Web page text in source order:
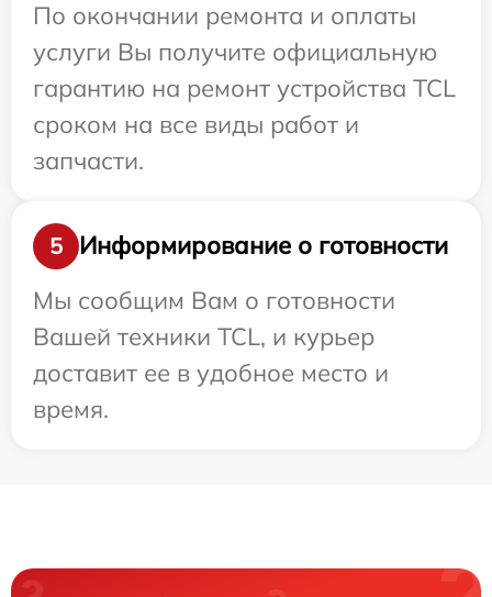
По окончании ремонта и оплаты
услуги Вы получите официальную
гарантию на ремонт устройства TCL
сроком на все виды работ и
запчасти.
5
Информирование о готовности
Мы сообщим Вам о готовности
Вашей техники TCL, и курьер
доставит ее в удобное место и
время.